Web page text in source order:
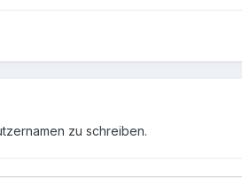
zu schreiben.